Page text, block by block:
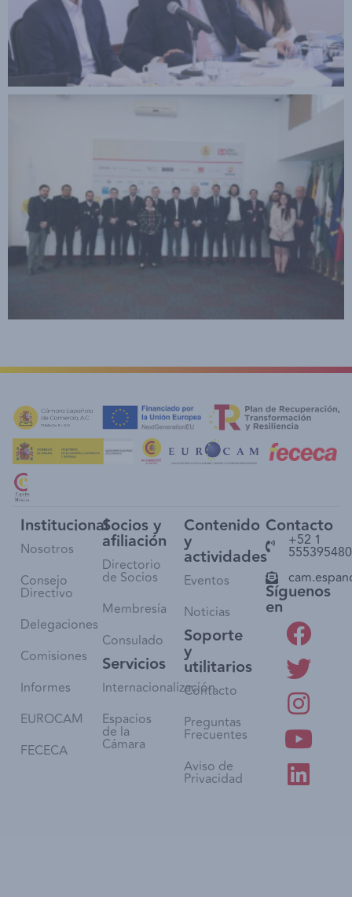
Institucional
Nosotros
Consejo
Directivo
Delegaciones
Comisiones
Informes
EUROCAM
FECECA
Socios y
afiliación
Directorio
de Socios
Membresía
Consulado
Servicios
Internacionalización
Espacios
de la
Cámara
Contenido
y
actividades
Eventos
Noticias
Soporte
y
utilitarios
Contacto
Preguntas
Frecuentes
Aviso de
Privacidad
Contacto
+52 1
Síguenos
en